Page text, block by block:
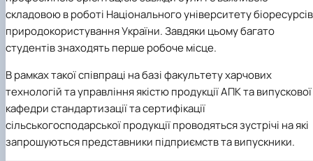
складовою в роботі Національного університету біоресурсів
природокористування України. Завдяки цьому багато
студентів знаходять перше робоче місце.
В рамках такої співпраці на базі факультету харчових
технологій та управління якістю продукції АПК та випускової
кафедри стандартизації та сертифікації
сільськогосподарської продукції проводяться зустрічі на які
запрошуються представники підприємств та випускники.